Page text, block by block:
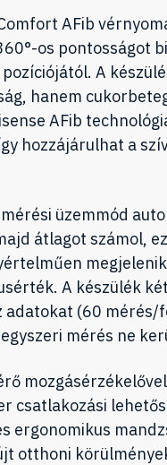
AFib
os pontosságot
A
hanem
AFib
hozzájárulhat a
üzemmód
átlagot számol,
A készülék
adatokat (60 mérés/
mérés ne
csatlakozási
ergonomikus
otthoni